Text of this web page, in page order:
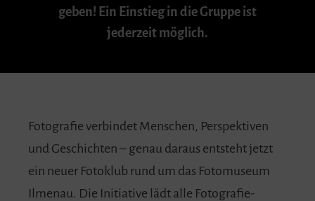
geben! Ein Einstieg in die Gruppe ist
jederzeit möglich.
Fotografie verbindet Menschen, Perspektiven
und Geschichten – genau daraus entsteht jetzt
ein neuer Fotoklub rund um das Fotomuseum
Ilmenau. Die Initiative lädt alle Fotografie-